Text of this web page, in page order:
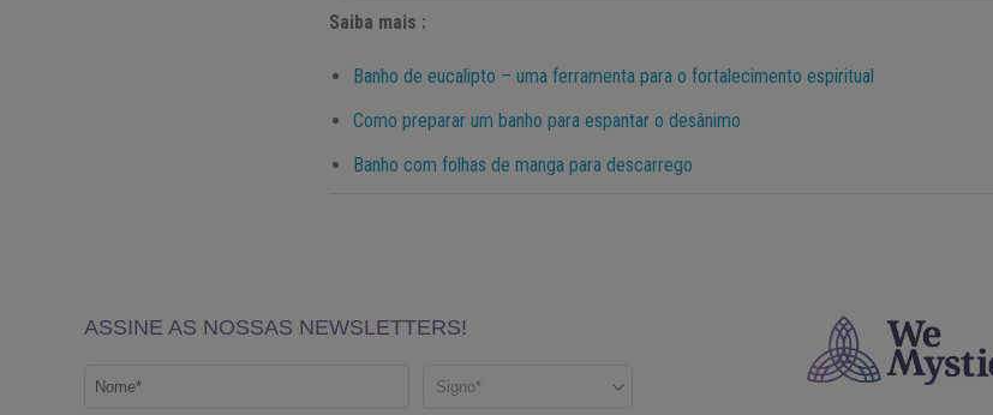
Saiba mais :
Banho de eucalipto – uma ferramenta para o fortalecimento espiritual
Como preparar um banho para espantar o desânimo
Banho com folhas de manga para descarrego